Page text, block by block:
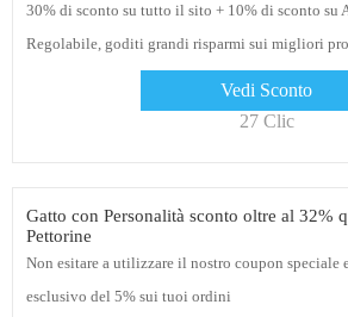
30% di sconto su tutto il sito + 10% di sconto su
Regolabile, goditi grandi risparmi sui migliori
Vedi Sconto
27 Clic
Gatto con Personalità sconto oltre al 32%
Pettorine
Non esitare a utilizzare il nostro coupon speciale
esclusivo del 5% sui tuoi ordini